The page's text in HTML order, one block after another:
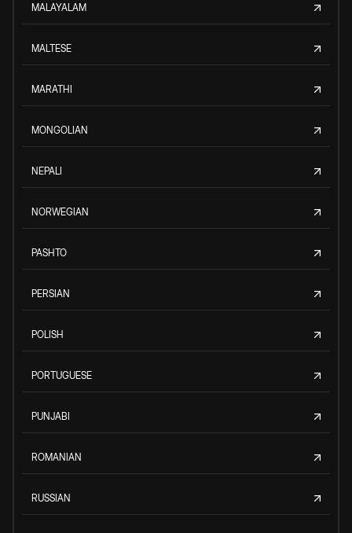
MALAYALAM
MALTESE
MARATHI
MONGOLIAN
NEPALI
NORWEGIAN
PASHTO
PERSIAN
POLISH
PORTUGUESE
PUNJABI
ROMANIAN
RUSSIAN